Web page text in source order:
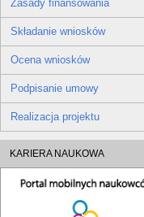
Zasady finansowania
Składanie wniosków
Ocena wniosków
Podpisanie umowy
Realizacja projektu
KARIERA NAUKOWA